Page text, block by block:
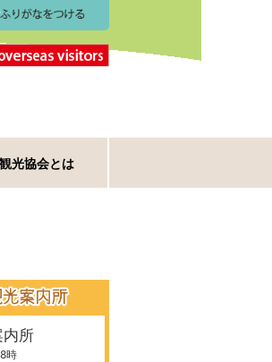
観光協会とは
内所
時